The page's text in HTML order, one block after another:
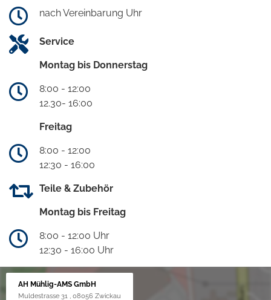
nach Vereinbarung Uhr
Service
Montag bis Donnerstag
8:00 - 12:00
12.30- 16:00
Freitag
8:00 - 12:00
12:30 - 16:00
Teile & Zubehör
Montag bis Freitag
8:00 - 12:00 Uhr
12:30 - 16:00 Uhr
AH Mühlig-AMS GmbH
Muldestrasse 31 , 08056 Zwickau